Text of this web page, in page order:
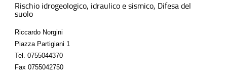
Rischio idrogeologico, idraulico e sismico, Difesa del
suolo
Riccardo Norgini
Piazza Partigiani 1
Tel.
0755044370
Fax 0755042750